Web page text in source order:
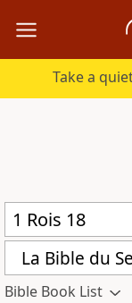
Take a
La Bible du
Bible Book List